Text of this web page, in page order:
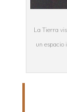
La Tierra
un